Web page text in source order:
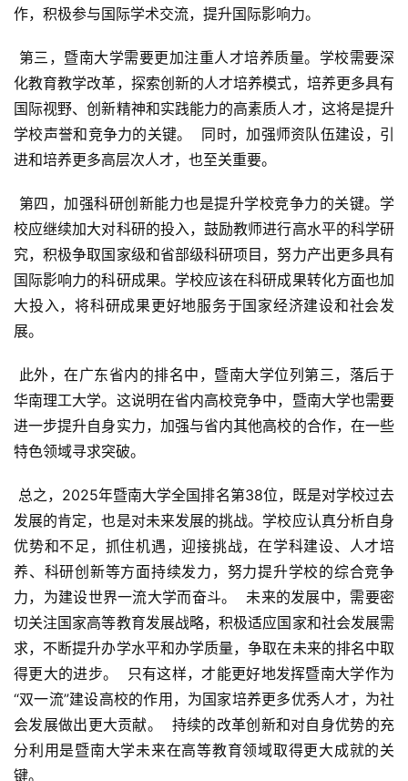
作，积极参与国际学术交流，提升国际影响力。
化教育教学改革，探索创新的人才培养模式，培养更多具有
国际视野、创新精神和实践能力的高素质人才，这将是提升
学校声誉和竞争力的关键。  同时，加强师资队伍建设，引
进和培养更多高层次人才，也至关重要。
校应继续加大对科研的投入，鼓励教师进行高水平的科学研
究，积极争取国家级和省部级科研项目，努力产出更多具有
国际影响力的科研成果。学校应该在科研成果转化方面也加
大投入，将科研成果更好地服务于国家经济建设和社会发
展。
华南理工大学。这说明在省内高校竞争中，暨南大学也需要
进一步提升自身实力，加强与省内其他高校的合作，在一些
特色领域寻求突破。
发展的肯定，也是对未来发展的挑战。学校应认真分析自身
优势和不足，抓住机遇，迎接挑战，在学科建设、人才培
养、科研创新等方面持续发力，努力提升学校的综合竞争
力，为建设世界一流大学而奋斗。  未来的发展中，需要密
切关注国家高等教育发展战略，积极适应国家和社会发展需
求，不断提升办学水平和办学质量，争取在未来的排名中取
得更大的进步。  只有这样，才能更好地发挥暨南大学作为
“双一流”建设高校的作用，为国家培养更多优秀人才，为社
会发展做出更大贡献。  持续的改革创新和对自身优势的充
分利用是暨南大学未来在高等教育领域取得更大成就的关
键。